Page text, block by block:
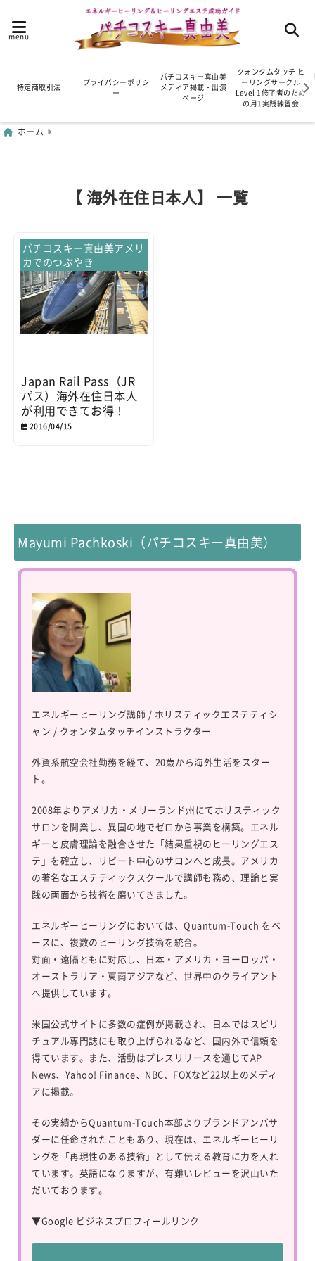
menu
特定商取引法
プライバシーポリシ
ー
パチコスキー真由美
メディア掲載・出演
ページ
クォンタムタッチ ヒ
ーリングサークル
Level 1修了者のため
の月1実践練習会
ホーム
【 海外在住日本人】 一覧
パチコスキー真由美アメリ
カでのつぶやき
Japan Rail Pass（JR
パス）海外在住日本人
が利用できてお得！
2016/04/15
Mayumi Pachkoski（パチコスキー真由美）
エネルギーヒーリング講師 / ホリスティックエステティシ
ャン / クォンタムタッチインストラクター
外資系航空会社勤務を経て、20歳から海外生活をスター
ト。
2008年よりアメリカ・メリーランド州にてホリスティック
サロンを開業し、異国の地でゼロから事業を構築。エネル
ギーと皮膚理論を融合させた「結果重視のヒーリングエス
テ」を確立し、リピート中心のサロンへと成長。アメリカ
の著名なエステティックスクールで講師も務め、理論と実
践の両面から技術を磨いてきました。
エネルギーヒーリングにおいては、 Quantum-Touch をベ
ースに、複数のヒーリング技術を統合。
対面・遠隔ともに対応し、日本・アメリカ・ヨーロッパ・
オーストラリア・東南アジアなど、世界中のクライアント
へ提供しています。
米国公式サイトに多数の症例が掲載され、日本ではスピリ
チュアル専門誌にも取り上げられるなど、国内外で信頼を
得ています。また、活動はプレスリリースを通じてAP
News、Yahoo! Finance、NBC、FOXなど22以上のメディ
アに掲載。
その実績からQuantum-Touch本部よりブランドアンバサ
ダーに任命されたこともあり、現在は、エネルギーヒーリ
ングを「再現性のある技術」として伝える教育に力を入れ
ています。英語になりますが、有難いレビューを沢山いた
だいております。
▼Google ビジネスプロフィールリンク